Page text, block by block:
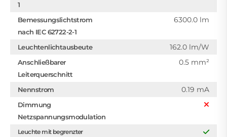
1
Bemessungslichtstrom
nach IEC 62722-2-1
6300.0 lm
Leuchtenlichtausbeute 162.0 lm/W
Anschließbarer
Leiterquerschnitt
0.5 mm²
Nennstrom 0.19 mA
Dimmung
Netzspannungsmodulation
Leuchte mit begrenzter